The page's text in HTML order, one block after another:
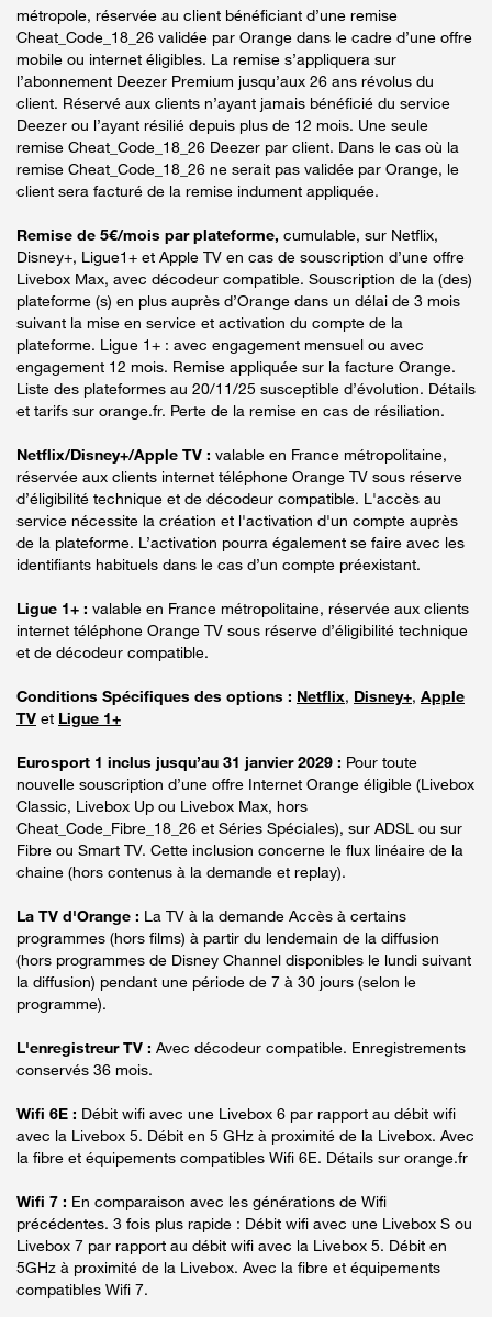
métropole, réservée au client bénéficiant d’une remise
Cheat_Code_18_26 validée par Orange dans le cadre d’une offre
mobile ou internet éligibles. La remise s’appliquera sur
l’abonnement Deezer Premium jusqu’aux 26 ans révolus du
client. Réservé aux clients n’ayant jamais bénéficié du service
Deezer ou l’ayant résilié depuis plus de 12 mois. Une seule
remise Cheat_Code_18_26 Deezer par client. Dans le cas où la
remise Cheat_Code_18_26 ne serait pas validée par Orange, le
client sera facturé de la remise indument appliquée.
Remise de 5€/mois par plateforme, cumulable, sur Netflix,
Disney+, Ligue1+ et Apple TV en cas de souscription d’une offre
Livebox Max, avec décodeur compatible. Souscription de la (des)
plateforme (s) en plus auprès d’Orange dans un délai de 3 mois
suivant la mise en service et activation du compte de la
plateforme. Ligue 1+ : avec engagement mensuel ou avec
engagement 12 mois. Remise appliquée sur la facture Orange.
Liste des plateformes au 20/11/25 susceptible d’évolution. Détails
et tarifs sur orange.fr. Perte de la remise en cas de résiliation.
Netflix/Disney+/Apple TV : valable en France métropolitaine,
réservée aux clients internet téléphone Orange TV sous réserve
d’éligibilité technique et de décodeur compatible. L'accès au
service nécessite la création et l'activation d'un compte auprès
de la plateforme. L’activation pourra également se faire avec les
identifiants habituels dans le cas d’un compte préexistant.
Ligue 1+ : valable en France métropolitaine, réservée aux clients
internet téléphone Orange TV sous réserve d’éligibilité technique
et de décodeur compatible.
Conditions Spécifiques des options : Netflix, Disney+, Apple
TV et Ligue 1+
Eurosport 1 inclus jusqu’au 31 janvier 2029 : Pour toute
nouvelle souscription d’une offre Internet Orange éligible (Livebox
Classic, Livebox Up ou Livebox Max, hors
Cheat_Code_Fibre_18_26 et Séries Spéciales), sur ADSL ou sur
Fibre ou Smart TV. Cette inclusion concerne le flux linéaire de la
chaine (hors contenus à la demande et replay).
La TV d'Orange : La TV à la demande Accès à certains
programmes (hors films) à partir du lendemain de la diffusion
(hors programmes de Disney Channel disponibles le lundi suivant
la diffusion) pendant une période de 7 à 30 jours (selon le
programme).
L'enregistreur TV : Avec décodeur compatible. Enregistrements
conservés 36 mois.
Wifi 6E : Débit wifi avec une Livebox 6 par rapport au débit wifi
avec la Livebox 5. Débit en 5 GHz à proximité de la Livebox. Avec
la fibre et équipements compatibles Wifi 6E. Détails sur orange.fr
Wifi 7 : En comparaison avec les générations de Wifi
précédentes. 3 fois plus rapide : Débit wifi avec une Livebox S ou
Livebox 7 par rapport au débit wifi avec la Livebox 5. Débit en
5GHz à proximité de la Livebox. Avec la fibre et équipements
compatibles Wifi 7.